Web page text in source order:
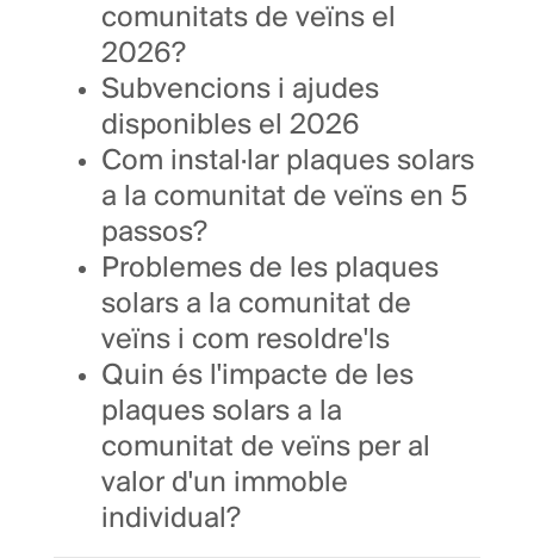
comunitats de veïns el
2026?
Subvencions i ajudes
disponibles el 2026
Com instal·lar plaques solars
a la comunitat de veïns en 5
passos?
Problemes de les plaques
solars a la comunitat de
veïns i com resoldre'ls
Quin és l'impacte de les
plaques solars a la
comunitat de veïns per al
valor d'un immoble
individual?